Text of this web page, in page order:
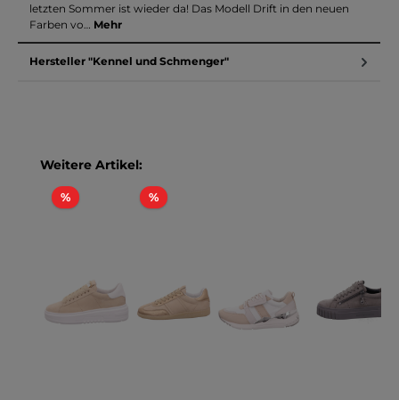
letzten Sommer ist wieder da! Das Modell Drift in den neuen
Farben vo… Mehr
Hersteller "Kennel und Schmenger"
Produktgalerie überspringen
Weitere Artikel:
%Rabatt %Rabatt